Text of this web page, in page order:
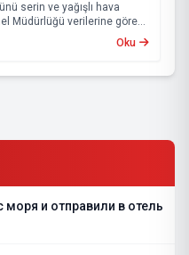
serin ve yağışlı hava
Müdürlüğü verilerine göre
birçok bölgede mevsim
Oku
моря и отправили в отель